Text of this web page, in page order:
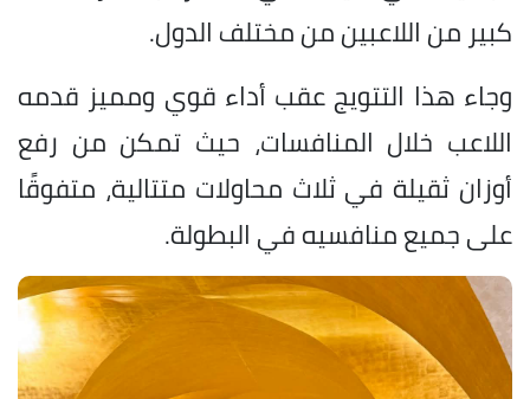
كبير من اللاعبين من مختلف الدول.
وجاء هذا التتويج عقب أداء قوي ومميز قدمه
اللاعب خلال المنافسات، حيث تمكن من رفع
أوزان ثقيلة في ثلاث محاولات متتالية، متفوقًا
على جميع منافسيه في البطولة.